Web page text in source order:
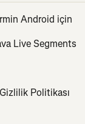
Android için
Live Segments
Politikası